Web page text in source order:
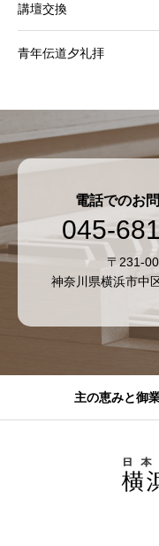
講壇交換
青年伝道夕礼拝
電話でのお
045-
〒231-
神奈川県横浜市中
主の恵みと御